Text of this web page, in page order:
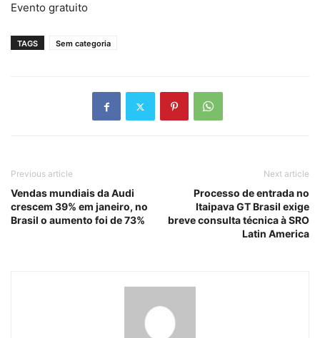
Evento gratuito
TAGS Sem categoria
Previous article
Vendas mundiais da Audi
crescem 39% em janeiro, no
Brasil o aumento foi de 73%
Next article
Processo de entrada no
Itaipava GT Brasil exige
breve consulta técnica à SRO
Latin America